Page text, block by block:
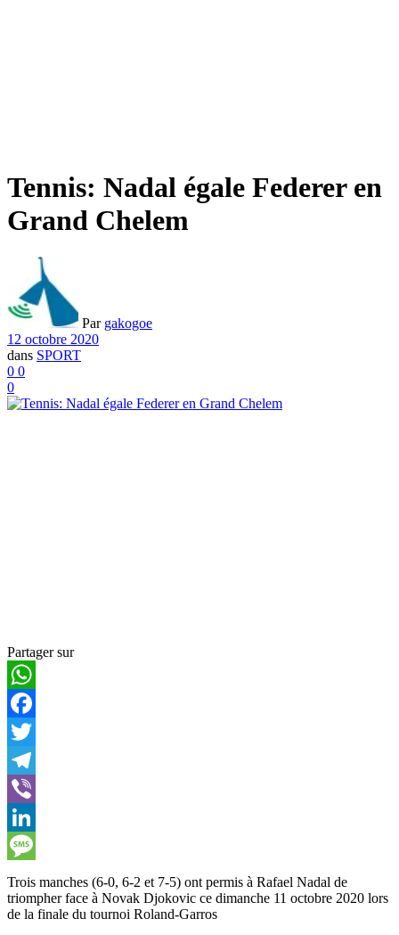
Tennis: Nadal égale Federer en
Grand Chelem
Par gakogoe
12 octobre 2020
dans SPORT
0 0
0
Partager sur
WhatsApp
Facebook
Twitter
Telegram
Viber
LinkedIn
Message
Trois manches (6-0, 6-2 et 7-5) ont permis à Rafael Nadal de
triompher face à Novak Djokovic ce dimanche 11 octobre 2020 lors
de la finale du tournoi Roland-Garros